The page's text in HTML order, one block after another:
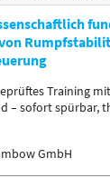
|
|
| Ärzte |
Training
– sofort spürbar,
GmbH